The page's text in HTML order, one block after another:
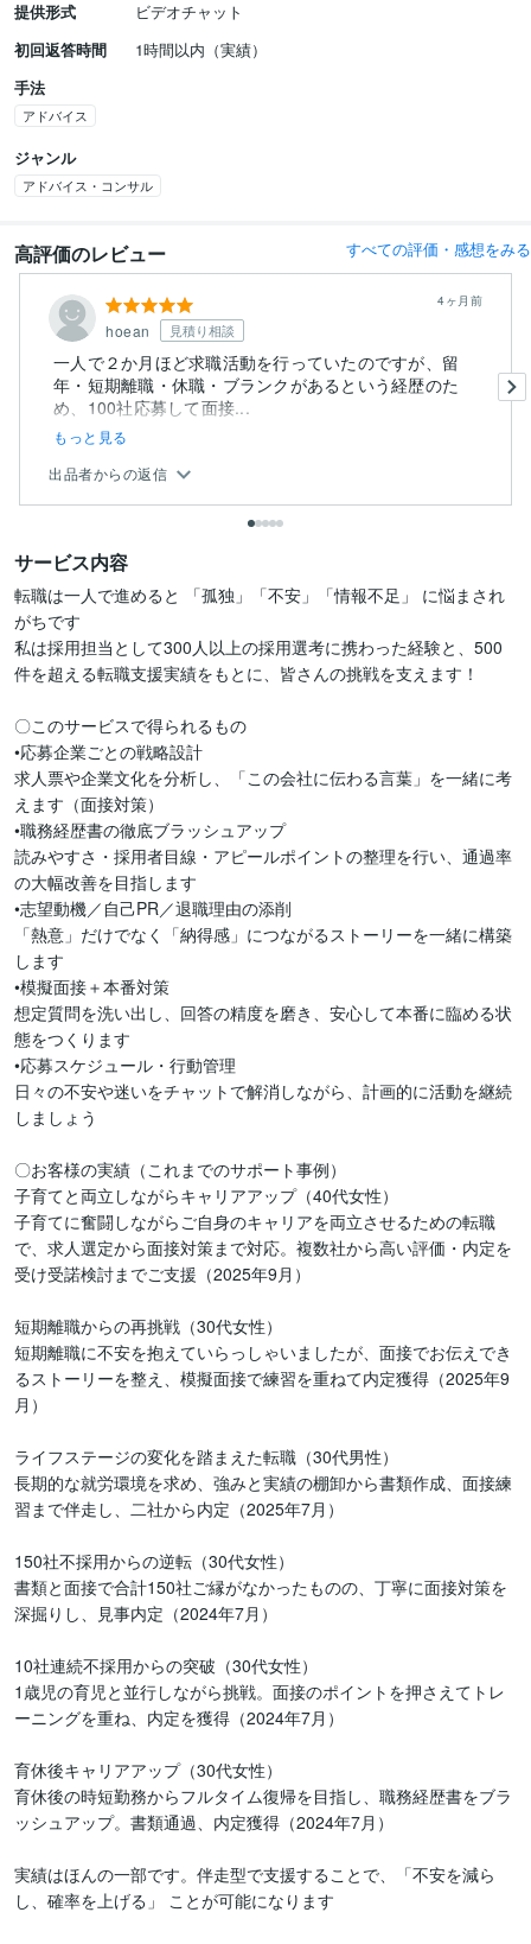
提供形式
ビデオチャット
初回返答時間
1時間以内（実績）
手法
アドバイス
ジャンル
アドバイス・コンサル
高評価のレビュー すべての評価・感想をみる
hoean 見積り相談
4ヶ月前
一人で２か月ほど求職活動を行っていたのですが、留
年・短期離職・休職・ブランクがあるという経歴のた
め、100社応募して面接...
もっと見る
出品者からの返信
サービス内容
転職は一人で進めると 「孤独」「不安」「情報不足」 に悩まされ
がちです
私は採用担当として300人以上の採用選考に携わった経験と、500
件を超える転職支援実績をもとに、皆さんの挑戦を支えます！
〇このサービスで得られるもの
•応募企業ごとの戦略設計
求人票や企業文化を分析し、「この会社に伝わる言葉」を一緒に考
えます（面接対策）
•職務経歴書の徹底ブラッシュアップ
読みやすさ・採用者目線・アピールポイントの整理を行い、通過率
の大幅改善を目指します
•志望動機／自己PR／退職理由の添削
「熱意」だけでなく「納得感」につながるストーリーを一緒に構築
します
•模擬面接＋本番対策
想定質問を洗い出し、回答の精度を磨き、安心して本番に臨める状
態をつくります
•応募スケジュール・行動管理
日々の不安や迷いをチャットで解消しながら、計画的に活動を継続
しましょう
〇お客様の実績（これまでのサポート事例）
子育てと両立しながらキャリアアップ（40代女性）
子育てに奮闘しながらご自身のキャリアを両立させるための転職
で、求人選定から面接対策まで対応。複数社から高い評価・内定を
受け受諾検討までご支援（2025年9月）
短期離職からの再挑戦（30代女性）
短期離職に不安を抱えていらっしゃいましたが、面接でお伝えでき
るストーリーを整え、模擬面接で練習を重ねて内定獲得（2025年9
月）
ライフステージの変化を踏まえた転職（30代男性）
長期的な就労環境を求め、強みと実績の棚卸から書類作成、面接練
習まで伴走し、二社から内定（2025年7月）
150社不採用からの逆転（30代女性）
書類と面接で合計150社ご縁がなかったものの、丁寧に面接対策を
深掘りし、見事内定（2024年7月）
10社連続不採用からの突破（30代女性）
1歳児の育児と並行しながら挑戦。面接のポイントを押さえてトレ
ーニングを重ね、内定を獲得（2024年7月）
育休後キャリアアップ（30代女性）
育休後の時短勤務からフルタイム復帰を目指し、職務経歴書をブラ
ッシュアップ。書類通過、内定獲得（2024年7月）
実績はほんの一部です。伴走型で支援することで、「不安を減ら
し、確率を上げる」 ことが可能になります